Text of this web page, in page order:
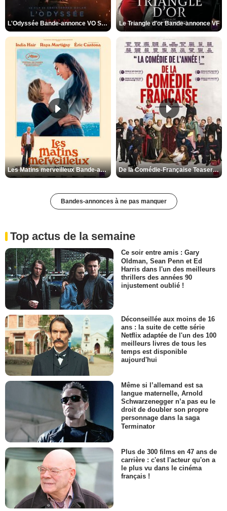
L'Odyssée Bande-annonce VO STFR Le Triangle d'or Bande-annonce VF
Les Matins merveilleux Bande-annonce VF De la Comédie-Française Teaser VF
Bandes-annonces à ne pas manquer
Top actus de la semaine
Ce soir entre amis : Gary
Oldman, Sean Penn et Ed
Harris dans l'un des meilleurs
thrillers des années 90
injustement oublié !
Déconseillée aux moins de 16
ans : la suite de cette série
Netflix adaptée de l'un des 100
meilleurs livres de tous les
temps est disponible
aujourd'hui
Même si l’allemand est sa
langue maternelle, Arnold
Schwarzenegger n’a pas eu le
droit de doubler son propre
personnage dans la saga
Terminator
Plus de 300 films en 47 ans de
carrière : c'est l'acteur qu'on a
le plus vu dans le cinéma
français !